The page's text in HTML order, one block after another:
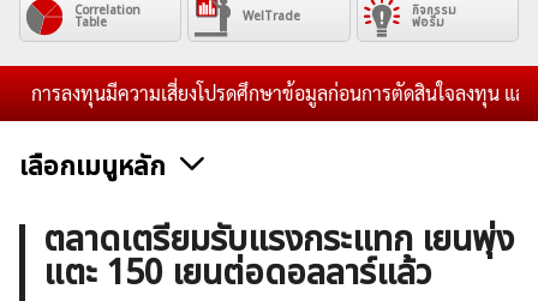
VPS Register
ค้นหา
สำหรับ:
Correlation
Table WelTrade กิจกรรม
ฟอรั่ม
การลงทุนมีความเสี่ยงโปรดศึกษาข้อมูลก่อนการตัดสินใจลงทุน และไ
เลือกเมนูหลัก
ข่าวฟอเร็กซ์และสกุลเงิน คริปโตเคอร์เรนซี
ฟรีซิกแนล รายวัน
บทวิเคราะห์
เศรษฐกิจทั่วไป ดัชนี-หุ้น
พันธบัตร
ตลาดเตรียมรับแรงกระแทก เยนพุ่ง
แตะ 150 เยนต่อดอลลาร์แล้ว